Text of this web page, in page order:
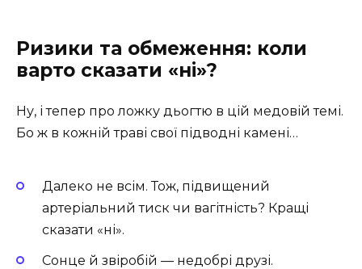
Ризики та обмеження: коли
варто сказати «ні»?
Ну, і тепер про ложку дьогтю в цій медовій темі.
Бо ж в кожній траві свої підводні камені…
Далеко не всім. Тож, підвищений
артеріальний тиск чи вагітність? Кращі
сказати «ні».
Сонце й звіробій — недобрі друзі.